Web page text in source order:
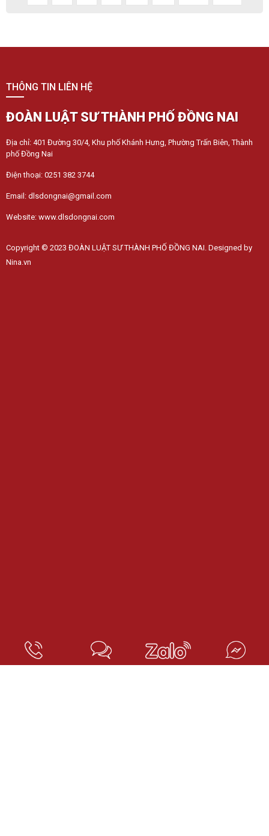
THÔNG TIN LIÊN HỆ
ĐOÀN LUẬT SƯ THÀNH PHỐ ĐỒNG NAI
Địa chỉ: 401 Đường 30/4, Khu phố Khánh Hưng, Phường Trấn Biên, Thành
phố Đồng Nai
Điện thoại: 0251 382 3744
Email: dlsdongnai@gmail.com
Website: www.dlsdongnai.com
Copyright © 2023 ĐOÀN LUẬT SƯ THÀNH PHỐ ĐỒNG NAI. Designed by
Nina.vn